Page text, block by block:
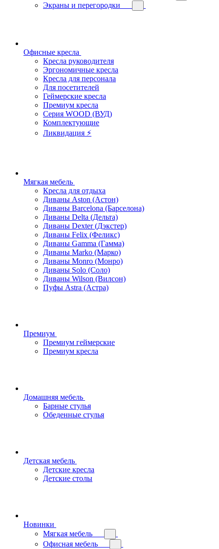
Экраны и перегородки
Офисные кресла
Кресла руководителя
Эргономичные кресла
Кресла для персонала
Для посетителей
Геймерские кресла
Премиум кресла
Серия WOOD (ВУД)
Комплектующие
Ликвидация ⚡
Мягкая мебель
Кресла для отдыха
Диваны Aston (Астон)
Диваны Barcelona (Барселона)
Диваны Delta (Дельта)
Диваны Dexter (Дэкстер)
Диваны Felix (Феликс)
Диваны Gamma (Гамма)
Диваны Marko (Марко)
Диваны Monro (Монро)
Диваны Solo (Соло)
Диваны Wilson (Вилсон)
Пуфы Astra (Астра)
Премиум
Премиум геймерские
Премиум кресла
Домашняя мебель
Барные стулья
Обеденные стулья
Детская мебель
Детские кресла
Детские столы
Новинки
Мягкая мебель
Офисная мебель